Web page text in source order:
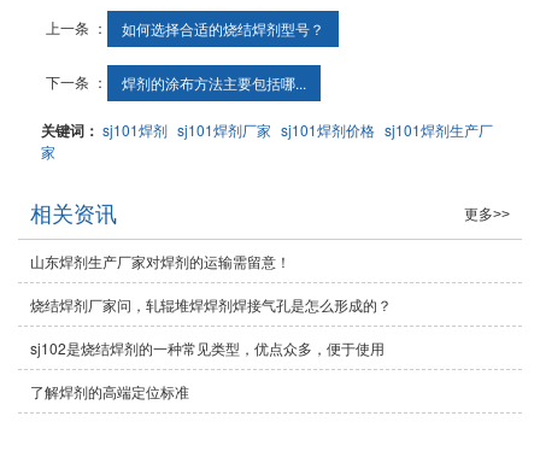
上一条 ： 如何选择合适的烧结焊剂型号？
下一条 ： 焊剂的涂布方法主要包括哪...
关键词：sj101焊剂 sj101焊剂厂家 sj101焊剂价格 sj101焊剂生产厂
家
相关资讯 更多>>
山东焊剂生产厂家对焊剂的运输需留意！
烧结焊剂厂家问，轧辊堆焊焊剂焊接气孔是怎么形成的？
sj102是烧结焊剂的一种常见类型，优点众多，便于使用
了解焊剂的高端定位标准